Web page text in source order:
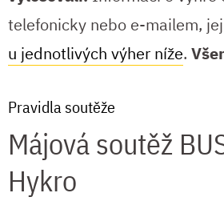
telefonicky nebo e-mailem,
u jednotlivých výher níže.
Pravidla soutěže
Májová soutěž
Hykro